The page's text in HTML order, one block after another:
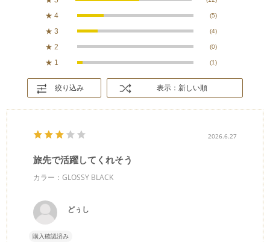
★ 4 (5)
★ 3 (4)
★ 2 (0)
★ 1 (1)
絞り込み 表示：新しい順
2026.6.27
旅先で活躍してくれそう
カラー：GLOSSY BLACK
どぅし
購入確認済み